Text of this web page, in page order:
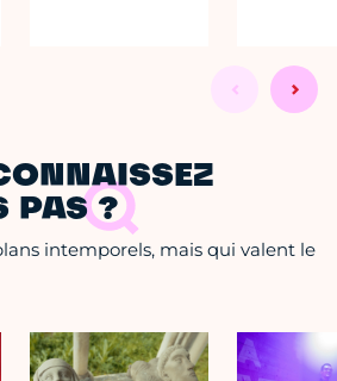
PAS ?
intemporels, mais qui valent le